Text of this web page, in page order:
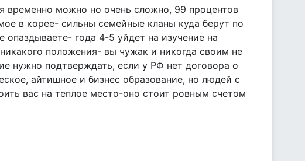
временно можно но очень сложно, 99 процентов
в корее- сильны семейные кланы куда берут по
года 4-5 уйдет на изучение на
положения- вы чужак и никогда своим не
нужно подтверждать, если у РФ нет договора о
айтишное и бизнес образование, но людей с
вас на теплое место-оно стоит ровным счетом